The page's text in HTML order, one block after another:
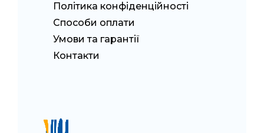
Політика конфіденційності
Способи оплати
Умови та гарантії
Контакти